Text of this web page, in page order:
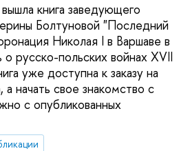
книга заведующего
Болтуновой "Последний
Николая I в Варшаве в
русско-польских войнах XVII
уже доступна к заказу на
а начать свое знакомство с
с опубликованных